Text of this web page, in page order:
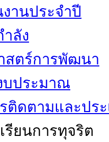
านประจำปี
ลัง
สตร์การพัฒนา
ประมาณ
ติดตามและปร
รียนการทุจริต